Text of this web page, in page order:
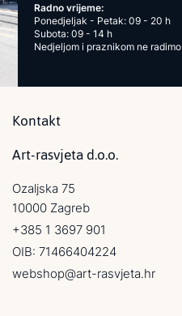
Radno vrijeme:
Ponedjeljak - Petak: 09 - 20 h
Subota: 09 - 14 h
Nedjeljom i praznikom ne radimo
Kontakt
Art-rasvjeta d.o.o.
Ozaljska 75
10000 Zagreb
+385 1 3697 901
OIB: 71466404224
webshop@art-rasvjeta.hr